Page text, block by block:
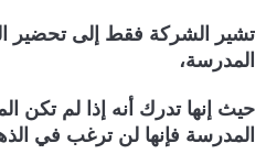
تشير الشركة فقط إلى تحضير
المدرسة،
حيث إنها تدرك أنه إذا لم تكن
المدرسة فإنها لن ترغب في